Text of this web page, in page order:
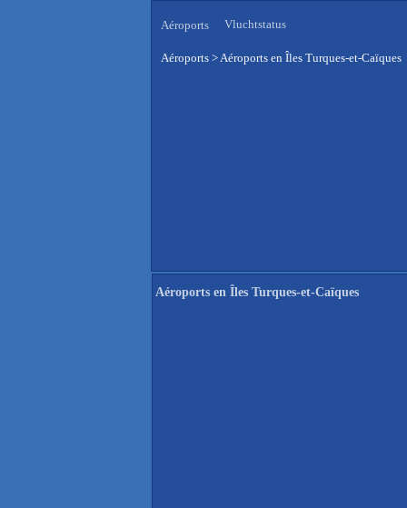
Aéroports Vluchtstatus
Aéroports >Aéroports en Îles Turques-et-Caïques
Aéroports en Îles Turques-et-Caïques